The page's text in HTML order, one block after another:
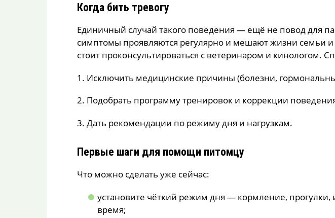
Когда бить тревогу
Единичный случай такого поведения — ещё не повод для
симптомы проявляются регулярно и мешают жизни семьи и
стоит проконсультироваться с ветеринаром и кинологом.
1. Исключить медицинские причины (болезни,
2. Подобрать программу тренировок и коррекции
3. Дать рекомендации по режиму дня и нагрузкам.
Первые шаги для помощи питомцу
Что можно сделать уже сейчас:
установите чёткий режим дня — кормление, прогулки,
время;